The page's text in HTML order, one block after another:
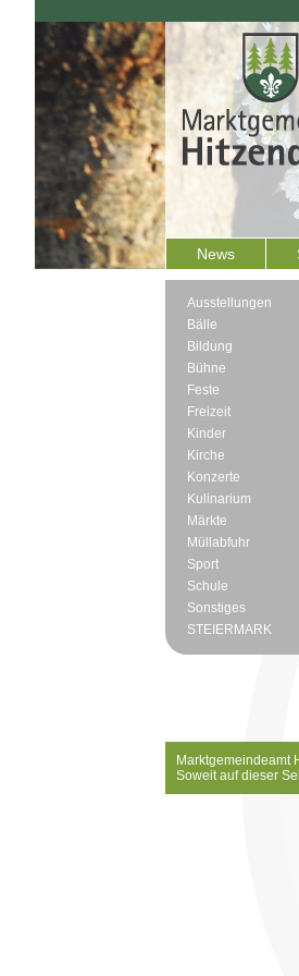
News
Ausstellungen
Bälle
Bildung
Bühne
Feste
Freizeit
Kinder
Kirche
Konzerte
Kulinarium
Märkte
Müllabfuhr
Sport
Schule
Sonstiges
STEIERMARK
Marktgemeindeamt
Soweit auf dieser